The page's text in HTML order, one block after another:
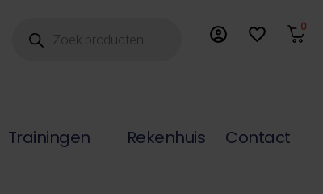
zoeken account_circle favorite_border 0
Trainingen Rekenhuis Contact